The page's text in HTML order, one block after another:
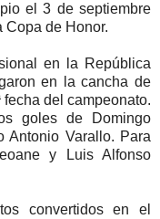
el 3 de septiembre
Copa de Honor.
en la República
en la cancha de
del campeonato.
goles de Domingo
Antonio Varallo. Para
y Luis Alfonso
convertidos en el